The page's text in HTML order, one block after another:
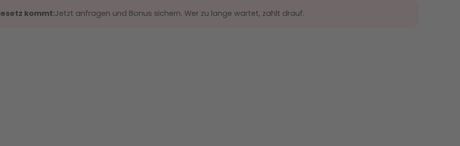
kommt:Jetzt anfragen und Bonus sichern. Wer zu lange wartet, zahlt drauf.